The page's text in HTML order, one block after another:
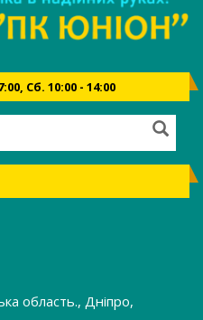
Сб. 10:00 - 14:00
область., Дніпро,